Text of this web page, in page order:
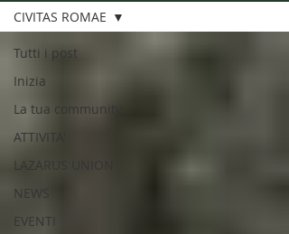
E PER L'ASSISTENZA E IL
SOCCORSO DEGLI ESCURSIONISTI
Tutti i post
Inizia
La tua community
ATTIVITA'
LAZARUS UNION
NEWS
EVENTI
CIVITAS ROMAE